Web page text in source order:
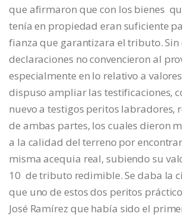
que afirmaron que con los bienes
tenía en propiedad eran suficiente
fianza que garantizara el tributo. Sin
declaraciones no convencieron al
especialmente en lo relativo a
dispuso ampliar las testificaciones,
nuevo a testigos peritos labradores,
de ambas partes, los cuales dieron
a la calidad del terreno por
misma acequia real, subiendo su
10 de tributo redimible. Se daba la
que uno de estos dos peritos
José Ramírez que había sido el